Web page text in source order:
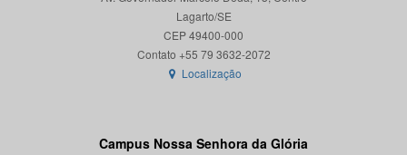
Lagarto/SE
CEP 49400-000
Localização
Campus Nossa Senhora da Glória